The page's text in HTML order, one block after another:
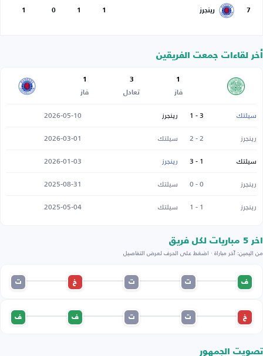
7 رينجرز 1
1
0
1
أخر لقاءات جمعت الفريقين
1
فاز
3
تعادل
1
فاز
سيلتك 3 - 1 رينجرز
2026-05-10
رينجرز
2 - 2 سيلتك
2026-03-01
سيلتك
1 - 3 رينجرز
2026-01-03
رينجرز
0 - 0 سيلتك
2025-08-31
رينجرز
1 - 1 سيلتك 2025-05-04
اخر 5 مباريات لكل فريق
من اليمين: آخر مباراة · اضغط على الحرف لعرض التفاصيل
ف ت ت خ ت
خ ت ت ف ف
تصويت الجمهور